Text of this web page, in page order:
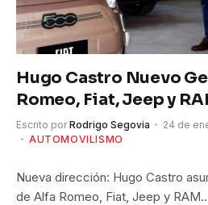
Hugo Castro Nuevo
Romeo, Fiat, Jeep y
Escrito por Rodrigo Segovia
24 de
AUTOMOVILISMO
Nueva dirección: Hugo Castro
de Alfa Romeo, Fiat, Jeep y